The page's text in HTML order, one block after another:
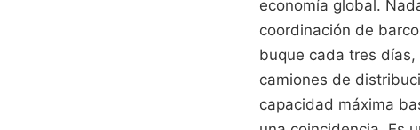
economía global.
coordinación de
buque cada tres
camiones de
capacidad máxima